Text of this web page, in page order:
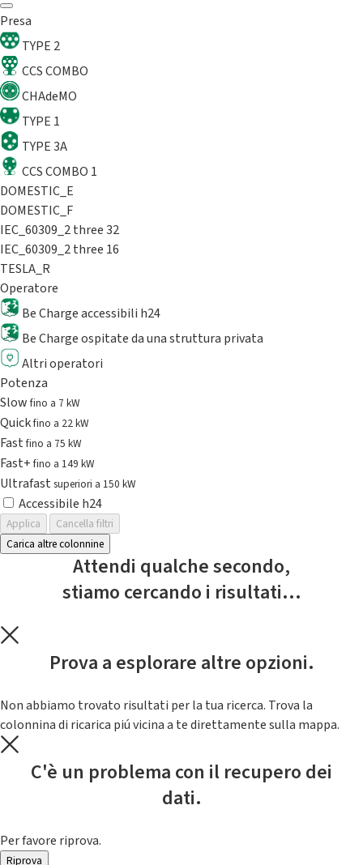
Presa
TYPE 2
CCS COMBO
CHAdeMO
TYPE 1
TYPE 3A
CCS COMBO 1
DOMESTIC_E
DOMESTIC_F
IEC_60309_2 three 32
IEC_60309_2 three 16
TESLA_R
Operatore
Be Charge accessibili h24
Be Charge ospitate da una struttura privata
Altri operatori
Potenza
Slowfino a 7 kW
Quickfino a 22 kW
Fastfino a 75 kW
Fast+fino a 149 kW
Ultrafast superiori a 150 kW
Accessibile h24
Applica
Cancella filtri
Carica altre colonnine
Attendi qualche secondo,
stiamo cercando i risultati...
Prova a esplorare altre opzioni.
Non abbiamo trovato risultati per la tua ricerca. Trova la
colonnina di ricarica piú vicina a te direttamente sulla mappa.
C'è un problema con il recupero dei
dati.
Per favore riprova.
Riprova